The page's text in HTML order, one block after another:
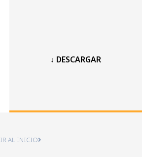
↓ DESCARGAR
IR AL INICIO